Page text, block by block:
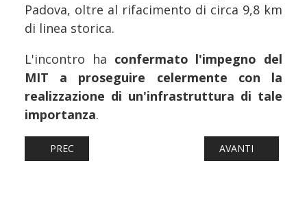
Padova, oltre al rifacimento di circa 9,8 km
di linea storica.
L'incontro ha confermato l'impegno del
MIT a proseguire celermente con la
realizzazione di un'infrastruttura di tale
importanza.
ARTICOLO PRECEDENTE: FERROVIE: NON SOLO
PREC ARTICOLO
AVANTI